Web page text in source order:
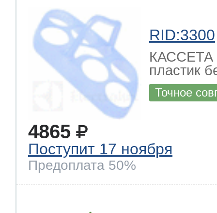
RID:3300
КАССЕТА
пластик
Точное
4865
Поступит 17 ноября
Предоплата 50%